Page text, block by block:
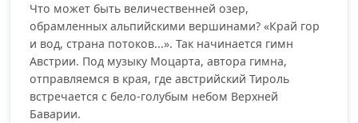
Что может быть величественней озер,
обрамленных альпийскими вершинами? «Край гор
и вод, страна потоков...». Так начинается гимн
Австрии. Под музыку Моцарта, автора гимна,
отправляемся в края, где австрийский Тироль
встречается с бело-голубым небом Верхней
Баварии.